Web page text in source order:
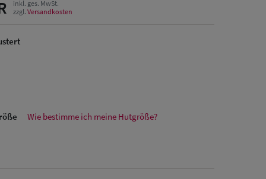
inkl. ges. MwSt.
zzgl. Versandkosten
Wie bestimme ich meine Hutgröße?